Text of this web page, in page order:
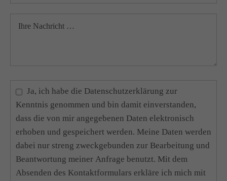
Ja, ich habe die Datenschutzerklärung zur
Kenntnis genommen und bin damit einverstanden,
dass die von mir angegebenen Daten elektronisch
erhoben und gespeichert werden. Meine Daten werden
dabei nur streng zweckgebunden zur Bearbeitung und
Beantwortung meiner Anfrage benutzt. Mit dem
Absenden des Kontaktformulars erkläre ich mich mit